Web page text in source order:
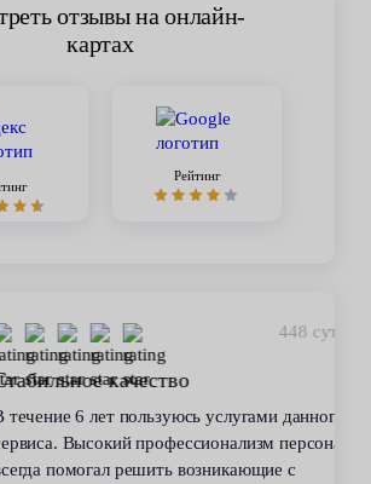
отзывы на онлайн-
картах
Рейтинг
448 суток назад
качество
пользуюсь услугами данного
профессионализм персонала
решить возникающие с